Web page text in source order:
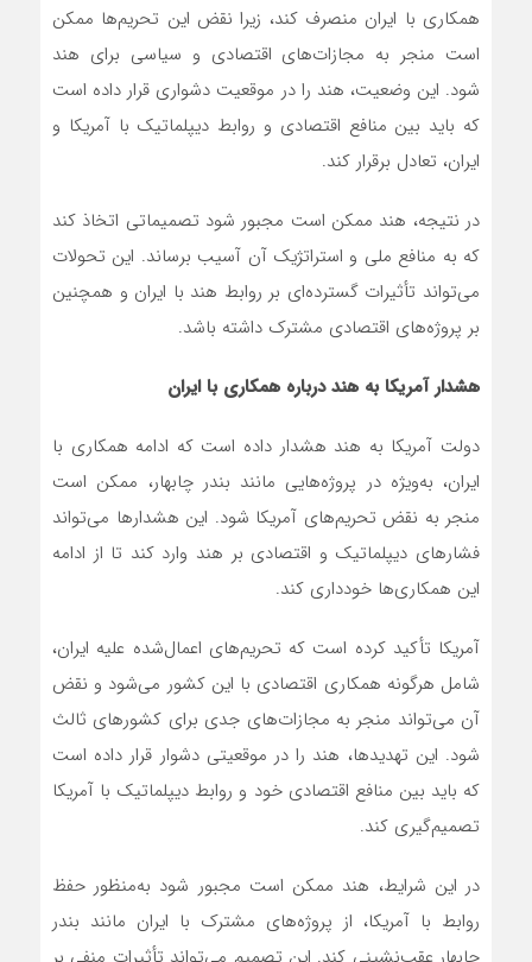
همکاری با ایران منصرف کند، زیرا نقض این تحریم‌ها ممکن
است منجر به مجازات‌های اقتصادی و سیاسی برای هند
شود. این وضعیت، هند را در موقعیت دشواری قرار داده است
که باید بین منافع اقتصادی و روابط دیپلماتیک با آمریکا و
ایران، تعادل برقرار کند.
در نتیجه، هند ممکن است مجبور شود تصمیماتی اتخاذ کند
که به منافع ملی و استراتژیک آن آسیب برساند. این تحولات
می‌تواند تأثیرات گسترده‌ای بر روابط هند با ایران و همچنین
بر پروژه‌های اقتصادی مشترک داشته باشد.
هشدار آمریکا به هند درباره همکاری با ایران
دولت آمریکا به هند هشدار داده است که ادامه همکاری با
ایران، به‌ویژه در پروژه‌هایی مانند بندر چابهار، ممکن است
منجر به نقض تحریم‌های آمریکا شود. این هشدارها می‌تواند
فشارهای دیپلماتیک و اقتصادی بر هند وارد کند تا از ادامه
این همکاری‌ها خودداری کند.
آمریکا تأکید کرده است که تحریم‌های اعمال‌شده علیه ایران،
شامل هرگونه همکاری اقتصادی با این کشور می‌شود و نقض
آن می‌تواند منجر به مجازات‌های جدی برای کشورهای ثالث
شود. این تهدیدها، هند را در موقعیتی دشوار قرار داده است
که باید بین منافع اقتصادی خود و روابط دیپلماتیک با آمریکا
تصمیم‌گیری کند.
در این شرایط، هند ممکن است مجبور شود به‌منظور حفظ
روابط با آمریکا، از پروژه‌های مشترک با ایران مانند بندر